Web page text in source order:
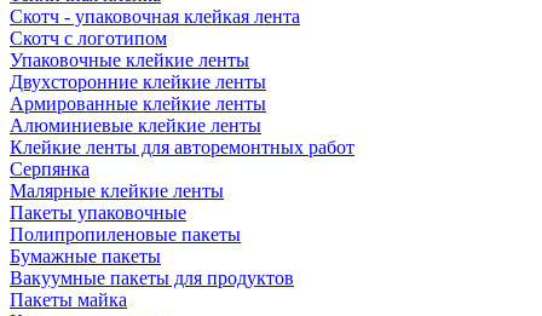
Скотч - упаковочная клейкая лента
Скотч с логотипом
Упаковочные клейкие ленты
Двухсторонние клейкие ленты
Армированные клейкие ленты
Алюминиевые клейкие ленты
Клейкие ленты для авторемонтных работ
Серпянка
Малярные клейкие ленты
Пакеты упаковочные
Полипропиленовые пакеты
Бумажные пакеты
Вакуумные пакеты для продуктов
Пакеты майка